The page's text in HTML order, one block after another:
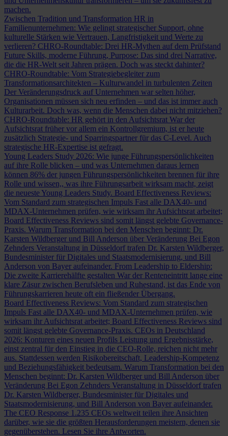
machen.
Zwischen Tradition und Transformation HR in
Familienunternehmen: Wie gelingt strategischer Support, ohne
kulturelle Stärken wie Vertrauen, Langfristigkeit und Werte zu
verlieren? CHRO-Roundtable: Drei HR-Mythen auf dem Prüfstand
Future Skills, moderne Führung, Purpose: Das sind drei Narrative,
die die HR-Welt seit Jahren prägen. Doch was steckt dahinter?
CHRO-Roundtable: Vom Strategiebegleiter zum
Transformationsarchitekten – Kulturwandel in turbulenten Zeiten
Der Veränderungsdruck auf Unternehmen war selten höher,
Organisationen müssen sich neu erfinden – und das ist immer auch
Kulturarbeit. Doch was, wenn die Menschen dabei nicht mitziehen?
CHRO-Roundtable: HR gehört in den Aufsichtsrat War der
Aufsichtsrat früher vor allem ein Kontrollgremium, ist er heute
zusätzlich Strategie- und Sparringspartner für das C-Level. Auch
strategische HR-Expertise ist gefragt.
Young Leaders Study 2026: Wie junge Führungspersönlichkeiten
auf ihre Rolle blicken – und was Unternehmen daraus lernen
können 86% der jungen Führungspersönlichkeiten brennen für ihre
Rolle und wissen,, was ihre Führungsarbeit wirksam macht, zeigt
die neueste Young Leaders Study. Board Effectiveness Reviews:
Vom Standard zum strategischen Impuls Fast alle DAX40- und
MDAX-Unternehmen prüfen, wie wirksam ihr Aufsichtsrat arbeitet;
Board Effectiveness Reviews sind somit längst gelebte Governance-
Praxis. Warum Transformation bei den Menschen beginnt: Dr.
Karsten Wildberger und Bill Anderson über Veränderung Bei Egon
Zehnders Veranstaltung in Düsseldorf trafen Dr. Karsten Wildberger,
Bundesminister für Digitales und Staatsmodernisierung, und Bill
Anderson von Bayer aufeinander. From Leadership to Eldership:
Die zweite Karrierehälfte gestalten War der Renteneintritt lange eine
klare Zäsur zwischen Berufsleben und Ruhestand, ist das Ende von
Führungskarrieren heute oft ein fließender Übergang.
Board Effectiveness Reviews: Vom Standard zum strategischen
Impuls Fast alle DAX40- und MDAX-Unternehmen prüfen, wie
wirksam ihr Aufsichtsrat arbeitet; Board Effectiveness Reviews sind
somit längst gelebte Governance-Praxis. CEOs in Deutschland
2026: Konturen eines neuen Profils Leistung und Ergebnisstärke,
einst zentral für den Einstieg in die CEO-Rolle, reichen nicht mehr
aus. Stattdessen werden Risikobereitschaft, Leadership-Kompetenz
und Beziehungsfähigkeit bedeutsam. Warum Transformation bei den
Menschen beginnt: Dr. Karsten Wildberger und Bill Anderson über
Veränderung Bei Egon Zehnders Veranstaltung in Düsseldorf trafen
Dr. Karsten Wildberger, Bundesminister für Digitales und
Staatsmodernisierung, und Bill Anderson von Bayer aufeinander.
The CEO Response 1.235 CEOs weltweit teilen ihre Ansichten
darüber, wie sie die größten Herausforderungen meistern, denen sie
gegenüberstehen. Lesen Sie ihre Antworten.